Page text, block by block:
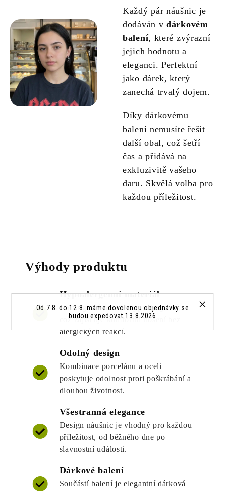
Od 7.8. do 12.8. máme dovolenou objednávky se
budou expedovat 13.8.2026
Každý pár náušnic je
dodáván v dárkovém
balení, které zvýrazní
jejich hodnotu a
eleganci. Perfektní
jako dárek, který
zanechá trvalý dojem.
Díky dárkovému
balení nemusíte řešit
další obal, což šetří
čas a přidává na
exkluzivitě vašeho
daru. Skvělá volba pro
každou příležitost.
Výhody produktu
Hypoalergenní materiál
Chirurgická ocel je hypoalergenní,
což zajišťuje komfortní nošení bez
alergických reakcí.
Odolný design
Kombinace porcelánu a oceli
poskytuje odolnost proti poškrábání a
dlouhou životnost.
Všestranná elegance
Design náušnic je vhodný pro každou
příležitost, od běžného dne po
slavnostní události.
Dárkové balení
Součástí balení je elegantní dárková